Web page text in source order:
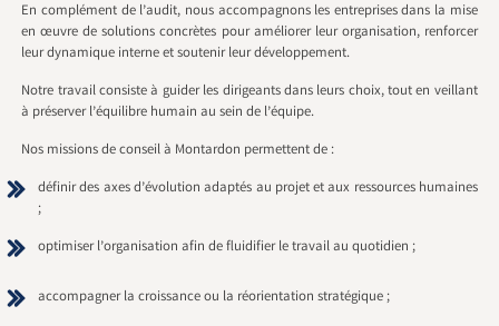
En complément de l’audit, nous accompagnons les entreprises dans la mise
en œuvre de solutions concrètes pour améliorer leur organisation, renforcer
leur dynamique interne et soutenir leur développement.
Notre travail consiste à guider les dirigeants dans leurs choix, tout en veillant
à préserver l’équilibre humain au sein de l’équipe.
Nos missions de conseil à Montardon permettent de :
définir des axes d’évolution adaptés au projet et aux ressources humaines
;
optimiser l’organisation afin de fluidifier le travail au quotidien ;
accompagner la croissance ou la réorientation stratégique ;